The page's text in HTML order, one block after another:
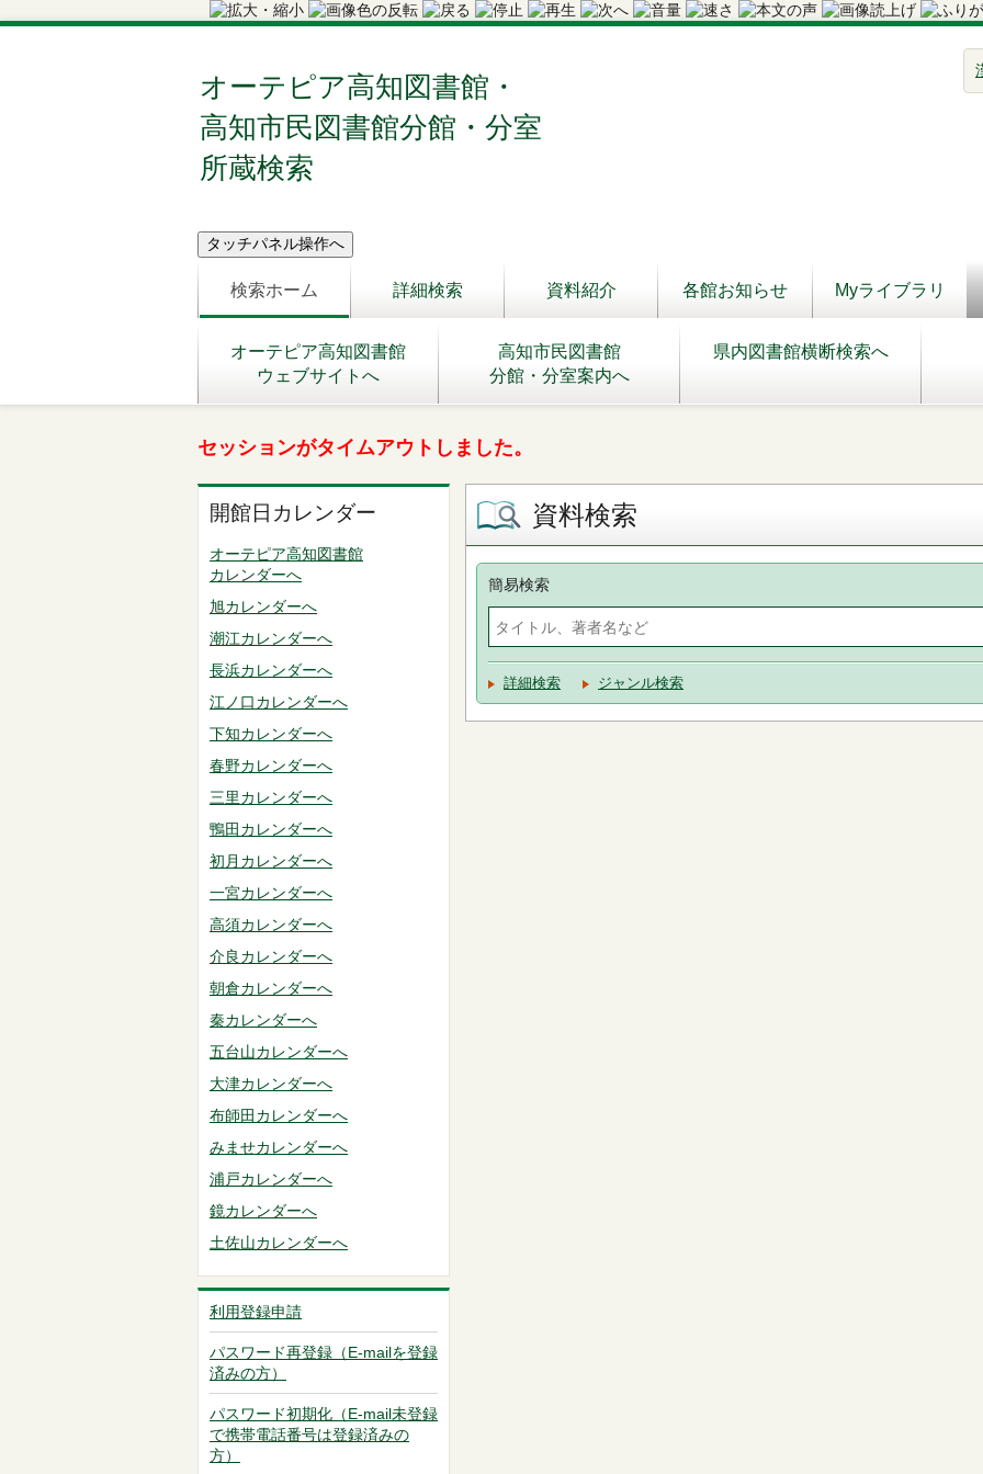
オーテピア高知図書館・
高知市民図書館分館・分室
所蔵検索
検索ホーム 詳細検索 資料紹介 各館お知らせ Myライブラリ
オーテピア高知図書館
ウェブサイトへ
高知市民図書館
分館・分室案内へ
県内図書館横断検索へ
セッションがタイムアウトしました。
開館日カレンダー
オーテピア高知図書館
カレンダーへ
旭カレンダーへ
潮江カレンダーへ
長浜カレンダーへ
江ノ口カレンダーへ
下知カレンダーへ
春野カレンダーへ
三里カレンダーへ
鴨田カレンダーへ
初月カレンダーへ
一宮カレンダーへ
高須カレンダーへ
介良カレンダーへ
朝倉カレンダーへ
秦カレンダーへ
五台山カレンダーへ
大津カレンダーへ
布師田カレンダーへ
みませカレンダーへ
浦戸カレンダーへ
鏡カレンダーへ
土佐山カレンダーへ
利用登録申請
パスワード再登録（E-mailを登録
済みの方）
パスワード初期化（E-mail未登録
で携帯電話番号は登録済みの
方）
資料検索
簡易検索
詳細検索 ジャンル検索